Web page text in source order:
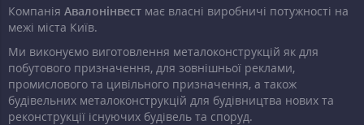
Компанія Авалонінвест має власні виробничі потужності на
межі міста Київ.
Ми виконуємо виготовлення металоконструкцій як для
побутового призначення, для зовнішньої реклами,
промислового та цивільного призначення, а також
будівельних металоконструкцій для будівництва нових та
реконструкції існуючих будівель та споруд.